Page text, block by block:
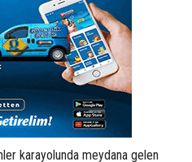
karayolunda meydana gelen